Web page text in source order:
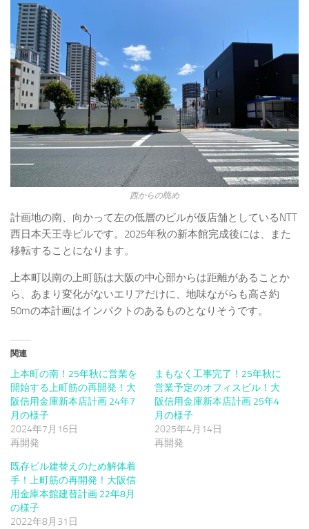
西からの眺め
計画地の南、向かって左の低層のビルが仮店舗としているNTT
西日本天王寺ビルです。2025年秋の新本館完成後には、また
移転することになります。
上本町以南の上町筋は大阪の中心部からは距離があることか
ら、あまり変化がないエリアだけに、地味ながらも高さ約
50mの本計画はインパクトのあるものとなりそうです。
関連
上本町の南！25年秋に営業を
開始する上町筋の再開発！大
阪信用金庫新本店計画 24年7
月の様子
2024年7月16日
再開発
まもなく工事完了！25年秋に
営業予定のオフィスビル！大
阪信用金庫新本店計画 25年4
月の様子
2025年4月14日
再開発
既存ビル建替えのため解体着
手！上町筋の再開発！大阪信
用金庫本館建替計画 22年8月
の様子
2022年8月31日